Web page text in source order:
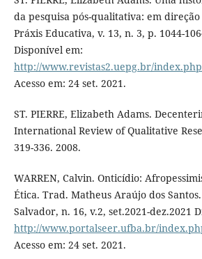
da pesquisa pós-qualitativa: em direção
Práxis Educativa, v. 13, n. 3, p. 1044-
Disponível em:
http://www.revistas2.uepg.br/
Acesso em: 24 set. 2021.
ST. PIERRE, Elizabeth Adams.
International Review of Qualitative
319-336. 2008.
WARREN, Calvin. Onticídio:
Ética. Trad. Matheus Araújo dos
Salvador, n. 16, v.2, set.2021-dez.2021
http://www.portalseer.ufba.br/
Acesso em: 24 set. 2021.